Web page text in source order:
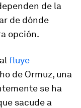
de la
de dónde
opción.
fluye
de Ormuz, una
se ha
sacude a